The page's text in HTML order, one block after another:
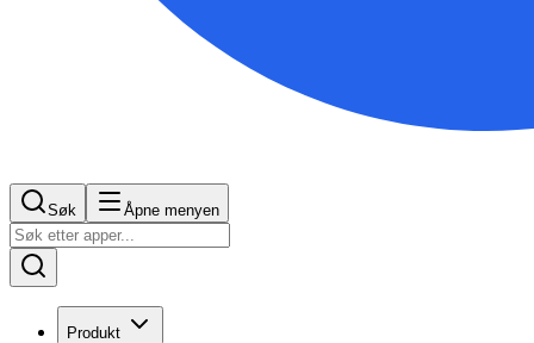
Søk Åpne menyen
Produkt